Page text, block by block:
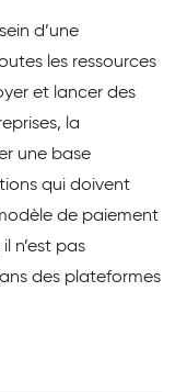
d’une
les ressources
et lancer des
la
une base
qui doivent
de paiement
n’est pas
des plateformes